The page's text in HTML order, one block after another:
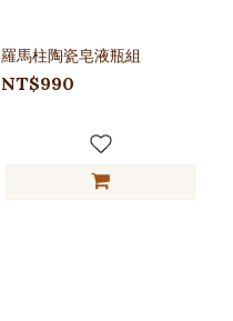
羅馬柱陶瓷皂液瓶組
NT$990